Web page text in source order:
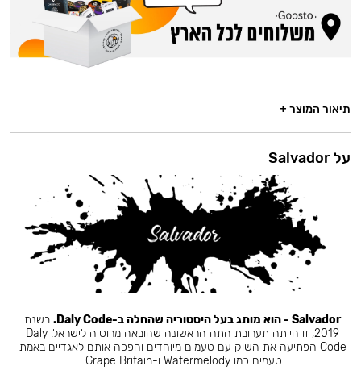
תיאור המוצר +
על Salvador
Salvador - הוא מותג בעל היסטוריה שהחלה ב-Daly Code.
בשנת
2019, זו הייתה תערובת התה הראשונה שהובאה מרוסיה לישראל. Daly
Code הפתיעה את השוק עם טעמים מיוחדים והפכה אותם לאגדיים באמת.
טעמים כמו Watermelody ו-Grape Britain.